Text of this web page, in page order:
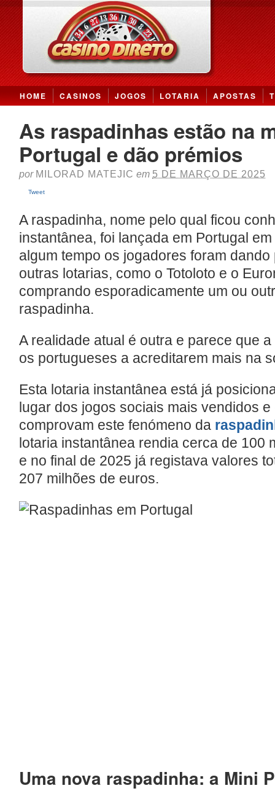
HOME CASINOS JOGOS LOTARIA APOSTAS
As raspadinhas estão na
Portugal e dão prémios
por MILORAD MATEJIC em 5 DE MARÇO DE 2025
Tweet
A raspadinha, nome pelo qual ficou
instantânea, foi lançada em Portugal
algum tempo os jogadores foram
outras lotarias, como o Totoloto e o
comprando esporadicamente um ou
raspadinha.
A realidade atual é outra e parece que
os portugueses a acreditarem mais na
Esta lotaria instantânea está já
lugar dos jogos sociais mais vendidos
comprovam este fenómeno da
lotaria instantânea rendia cerca de 100
e no final de 2025 já registava valores
207 milhões de euros.
Uma nova raspadinha: a Mini